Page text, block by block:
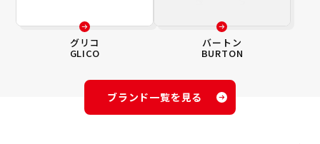
グリコ
GLICO
バートン
BURTON
ブランド一覧を見る